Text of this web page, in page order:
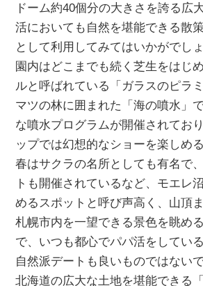
ドーム約40個分の大きさを誇る広
活においても自然を堪能できる散
として利用してみてはいかがでしょ
園内はどこまでも続く芝生をはじ
ルと呼ばれている「ガラスのピラ
マツの林に囲まれた「海の噴水」
な噴水プログラムが開催されてお
ップでは幻想的なショーを楽しめ
春はサクラの名所としても有名で
トも開催されているなど、モエレ
めるスポットと呼び声高く、山頂
札幌市内を一望できる景色を眺め
で、いつも都心でパパ活をしてい
自然派デートも良いものではない
北海道の広大な土地を堪能できる